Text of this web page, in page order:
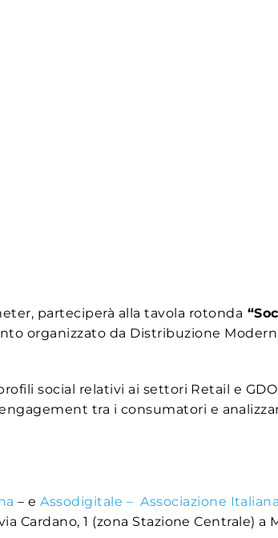
parteciperà alla tavola rotonda
organizzato da Distribuzione
social relativi ai settori Retail e
tra i consumatori e
– e Assodigitale – Associazione
Cardano, 1 (zona Stazione Centrale) a